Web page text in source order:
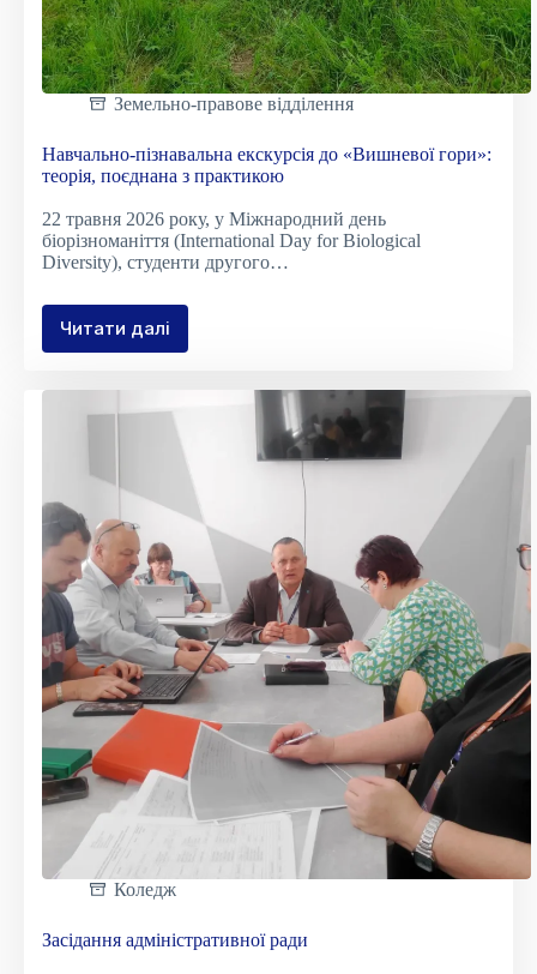
Земельно-правове відділення
Навчально-пізнавальна екскурсія до «Вишневої гори»:
теорія, поєднана з практикою
22 травня 2026 року, у Міжнародний день
біорізноманіття (International Day for Biological
Diversity), студенти другого…
Читати далі
Навчально-
«Вишневої
поєднана
з
практикою
Коледж
Засідання адміністративної ради